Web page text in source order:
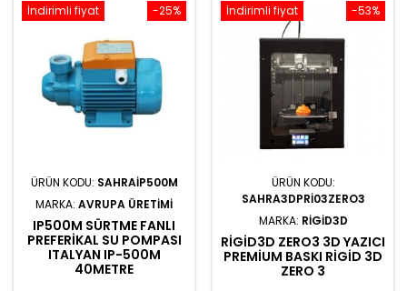
-25%
İndirimli fiyat
ÜRÜN KODU: SAHRAIP500M
MARKA: AVRUPA ÜRETIMI
IP500M SÜRTME FANLI
PREFERIKAL SU POMPASI
ITALYAN IP-500M
40METRE
-53%
İndirimli fiyat
ÜRÜN KODU:
SAHRA3DPRI03ZERO3
MARKA: RIGID3D
RIGID3D ZERO3 3D YAZICI
PREMIUM BASKI RIGID 3D
ZERO 3